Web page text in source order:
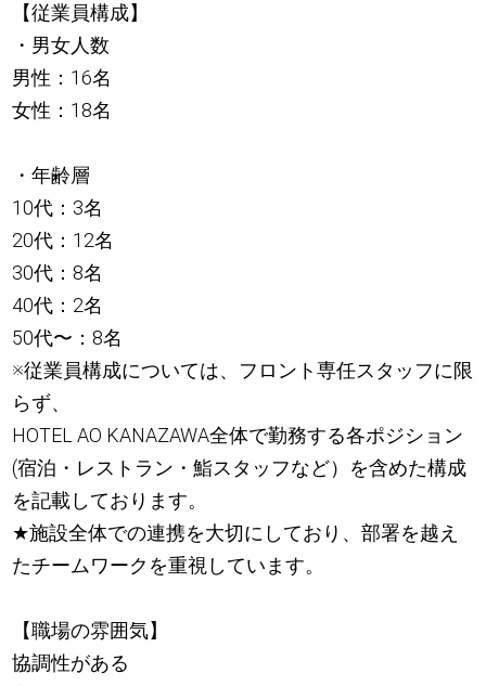
【従業員構成】
・男女人数
男性：16名
女性：18名
・年齢層
10代：3名
20代：12名
30代：8名
40代：2名
50代〜：8名
※従業員構成については、フロント専任スタッフに限
らず、
HOTEL AO KANAZAWA全体で勤務する各ポジション
(宿泊・レストラン・鮨スタッフなど）を含めた構成
を記載しております。
★施設全体での連携を大切にしており、部署を越え
たチームワークを重視しています。
【職場の雰囲気】
協調性がある